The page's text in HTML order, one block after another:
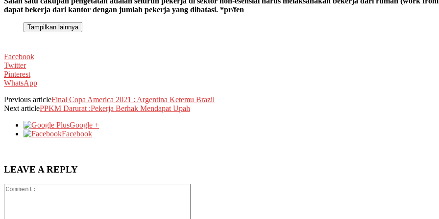
dapat bekerja dari kantor dengan jumlah pekerja yang dibatasi. *pr/fen
Tampilkan lainnya
Facebook
Twitter
Pinterest
WhatsApp
Previous articleFinal Copa America 2021 : Argentina Ketemu Brazil
Next articlePPKM Darurat :Pekerja Berhak Mendapat Upah
Google +
Facebook
LEAVE A REPLY